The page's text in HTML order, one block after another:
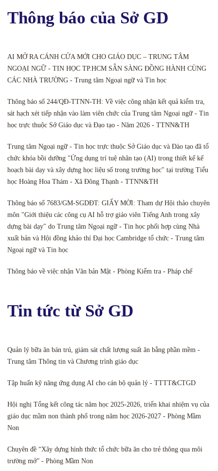
Thông báo của Sở GD
AI MỞ RA CÁNH CỬA MỚI CHO GIÁO DỤC – TRUNG TÂM
NGOẠI NGỮ - TIN HỌC TP.HCM SẴN SÀNG ĐỒNG HÀNH CÙNG
CÁC NHÀ TRƯỜNG - Trung tâm Ngoại ngữ và Tin học
Thông báo số 244/QĐ-TTNN-TH: Về việc công nhận kết quả kiểm tra,
sát hạch xét tiếp nhận vào làm viên chức của Trung tâm Ngoại ngữ - Tin
học trực thuộc Sở Giáo dục và Đạo tạo - Năm 2026 - TTNN&TH
Trung tâm Ngoại ngữ - Tin học trực thuộc Sở Giáo dục và Đào tạo đã tổ
chức khóa bồi dưỡng "Ứng dụng trí tuệ nhân tạo (AI) trong thiết kế kế
hoạch bài dạy và xây dựng học liệu số trong trường học" tại trường Tiểu
học Hoàng Hoa Thám - Xã Đông Thạnh - TTNN&TH
Thông báo số 7683/GM-SGDĐT: GIẤY MỜI: Tham dự Hội thảo chuyên
môn "Giới thiệu các công cụ AI hỗ trợ giáo viên Tiếng Anh trong xây
dựng bài dạy" do Trung tâm Ngoại ngữ - Tin học phối hợp cùng Nhà
xuất bản và Hội đồng khảo thí Đại học Cambridge tổ chức - Trung tâm
Ngoại ngữ và Tin học
Thông báo về việc nhận Văn bản Mật - Phòng Kiểm tra - Pháp chế
Tin tức từ Sở GD
Quản lý bữa ăn bán trú, giám sát chất lượng suất ăn bằng phần mềm -
Trung tâm Thông tin và Chương trình giáo dục
Tập huấn kỹ năng ứng dụng AI cho cán bộ quản lý - TTTT&CTGD
Hội nghị Tổng kết công tác năm học 2025-2026, triển khai nhiệm vụ của
giáo dục mầm non thành phố trong năm học 2026-2027 - Phòng Mầm
Non
Chuyên đề “Xây dựng hình thức tổ chức bữa ăn cho trẻ thông qua môi
trường mở” - Phòng Mầm Non